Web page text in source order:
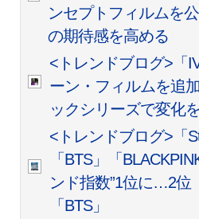
ンセプトフィルムを
の期待感を高める
<トレンドブログ>「
ーン・フィルムを追
ックシリーズで変化
<トレンドブログ>「
「BTS」「
ンド指数”1位に…2位
「BTS」